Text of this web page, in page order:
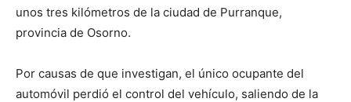
unos tres kilómetros de la ciudad de Purranque,
provincia de Osorno.
Por causas de que investigan, el único ocupante del
automóvil perdió el control del vehículo, saliendo de la